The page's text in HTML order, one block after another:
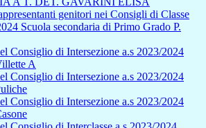
genitori nei Consigli di Classe
Scuola secondaria di Primo Grado P.
Consiglio di Intersezione a.s 2023/2024
A
Consiglio di Intersezione a.s 2023/2024
Consiglio di Intersezione a.s 2023/2024